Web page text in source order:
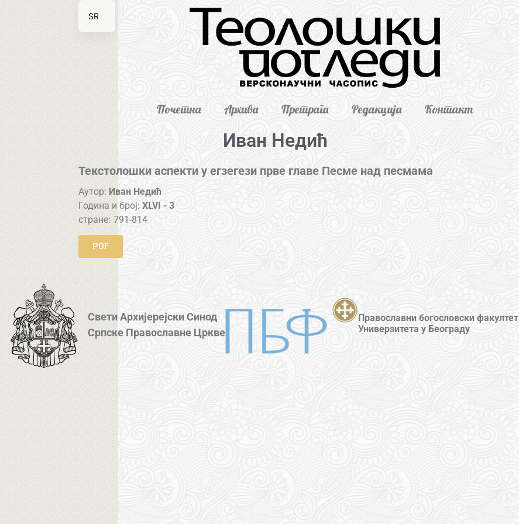
Почетна Архива Претрага Редакција Контакт
Иван Недић
Текстолошки аспекти у егзегези прве главе Песме над песмама
Аутор: Иван Недић
Година и број:XLVI - 3
стране: 791-814
PDF
Свети Архијерејски Синод
Српске Православне Цркве
Православни богословски факултет
Универзитета у Београду
SR
EN